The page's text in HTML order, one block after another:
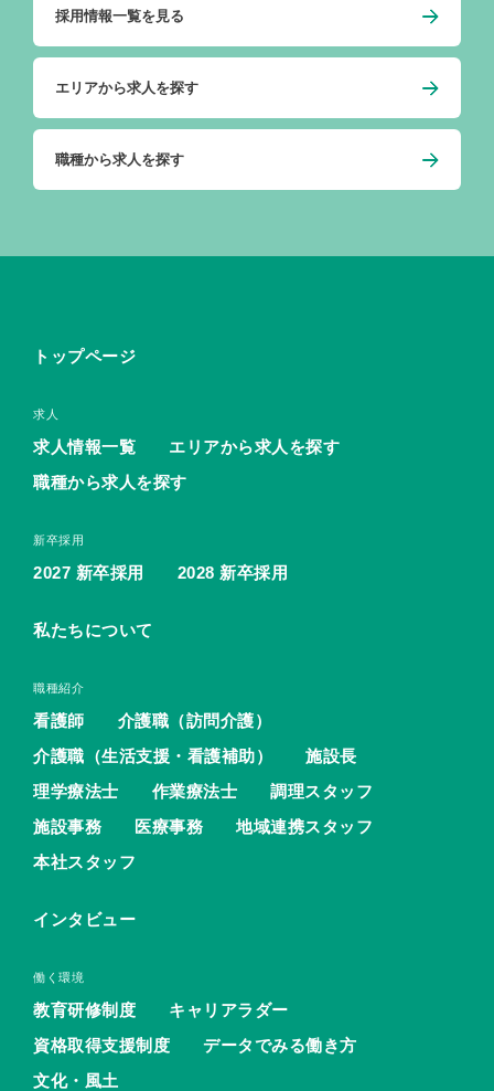
採用情報一覧を見る
エリアから求人を探す
職種から求人を探す
トップページ
求人
求人情報一覧
エリアから求人を探す
職種から求人を探す
新卒採用
2027 新卒採用 2028 新卒採用
私たちについて
職種紹介
看護師
介護職（訪問介護）
介護職（生活支援・看護補助）
施設長
理学療法士
作業療法士
調理スタッフ
施設事務
医療事務
地域連携スタッフ
本社スタッフ
インタビュー
働く環境
教育研修制度
キャリアラダー
資格取得支援制度
データでみる働き方
文化・風土